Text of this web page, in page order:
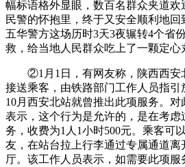
幅标语格外显眼，数百名群众夹道
民警的怀抱里，终于又安全顺利地回
五华警方这场历时3天3夜辗转4个省
救，给当地人民群众吃上了一颗定心
②1月1日，有网友称，陕西西安
接送乘客，由铁路部门工作人员指引
10月西安北站就曾推出此项服务。
表示，这个行为是允许的，是在考虑
务，收费为1人1小时500元。乘客可
友，在站台拉上行李通过专属通道离
厅。该工作人员表示，如需要此项